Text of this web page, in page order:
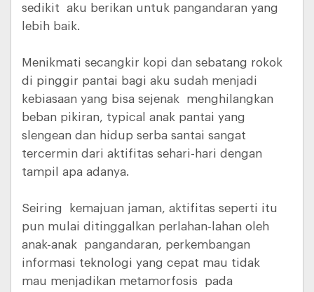
sedikit aku berikan untuk pangandaran yang
lebih baik.
Menikmati secangkir kopi dan sebatang rokok
di pinggir pantai bagi aku sudah menjadi
kebiasaan yang bisa sejenak menghilangkan
beban pikiran, typical anak pantai yang
slengean dan hidup serba santai sangat
tercermin dari aktifitas sehari-hari dengan
tampil apa adanya.
Seiring kemajuan jaman, aktifitas seperti itu
pun mulai ditinggalkan perlahan-lahan oleh
anak-anak pangandaran, perkembangan
informasi teknologi yang cepat mau tidak
mau menjadikan metamorfosis pada